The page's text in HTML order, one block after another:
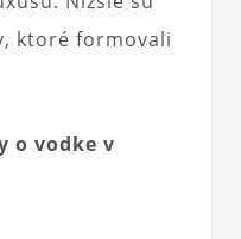
ktoré formovali
o vodke v